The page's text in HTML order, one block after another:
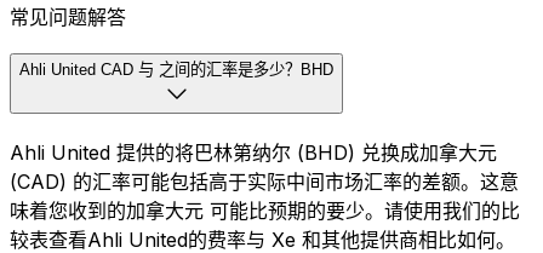
常见问题解答
Ahli United CAD 与 之间的汇率是多少？BHD
Ahli United 提供的将巴林第纳尔 (BHD) 兑换成加拿大元
(CAD) 的汇率可能包括高于实际中间市场汇率的差额。这意
味着您收到的加拿大元 可能比预期的要少。请使用我们的比
较表查看Ahli United的费率与 Xe 和其他提供商相比如何。